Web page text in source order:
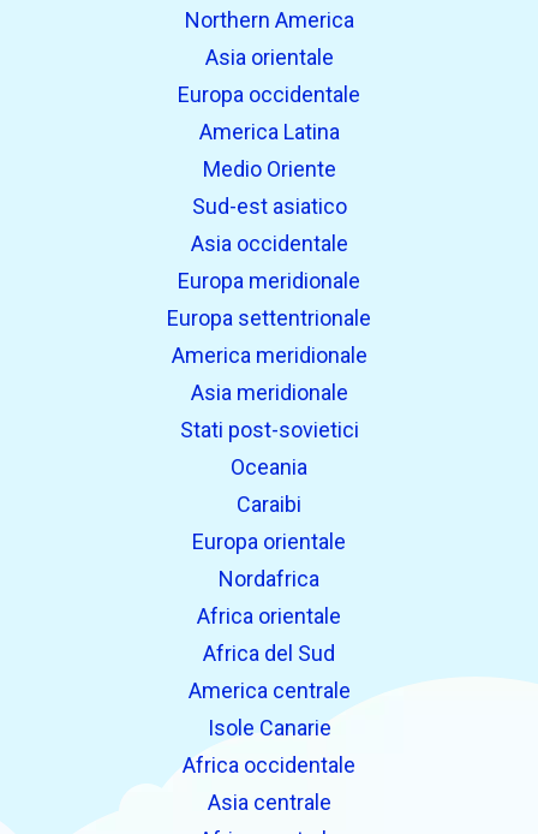
Northern America
Asia orientale
Europa occidentale
America Latina
Medio Oriente
Sud-est asiatico
Asia occidentale
Europa meridionale
Europa settentrionale
America meridionale
Asia meridionale
Stati post-sovietici
Oceania
Caraibi
Europa orientale
Nordafrica
Africa orientale
Africa del Sud
America centrale
Isole Canarie
Africa occidentale
Asia centrale